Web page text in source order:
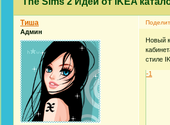
Тиша
Админ
Новый
стиле
-1